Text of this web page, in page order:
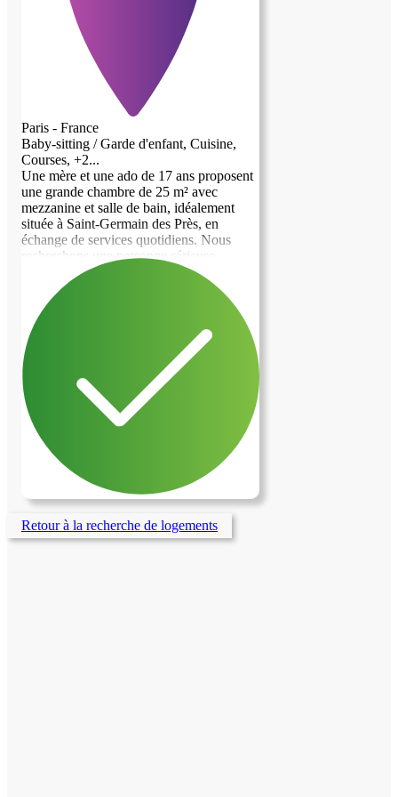
Paris - France
Baby-sitting / Garde d'enfant, Cuisine,
Courses, +2...
Une mère et une ado de 17 ans proposent
une grande chambre de 25 m² avec
mezzanine et salle de bain, idéalement
située à Saint-Germain des Près, en
échange de services quotidiens. Nous
recherchons une personne sérieuse,
organisée, flexible, fiable et bienveillante
(pas forcément une étudiante, nous
sommes ouvertes à tous les profils). Les
services demandés comprennent : -
Préparer les dîners en semaine
(organisation flexible) ; - Faire les courses
; - Petits services administratifs -
Accompagner dans la routine quotidienne.
Une présence régulière ainsi qu'une aide
au quotidien sont demandées. Si cette
proposition vous intéresse, merci de me
contacter (je suis la personne qui quitte la
colocation) en vous présentant brièvement
(profil, études/travail, expérience
éventuelle et disponibilités).
Retour à la recherche de logements